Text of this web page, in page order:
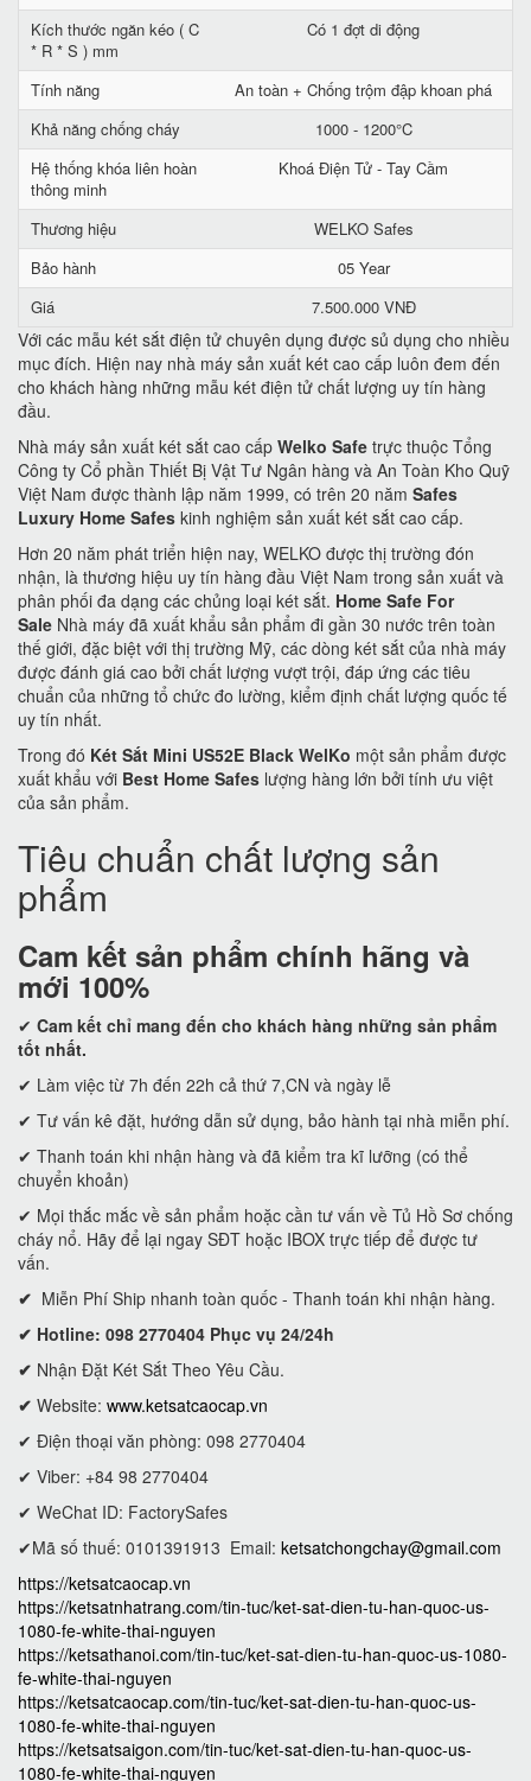
Kích thước ngăn kéo ( C
* R * S ) mm
Có 1 đợt di động
Tính năng
An toàn + Chống trộm đập khoan phá
Khả năng chống cháy
1000 - 1200°C
Hệ thống khóa liên hoàn
thông minh
Khoá Điện Tử - Tay Cầm
Thương hiệu
WELKO Safes
Bảo hành
05 Year
Giá
7.500.000 VNĐ
Với các mẫu két sắt điện tử chuyên dụng được sủ dụng cho nhiều
mục đích. Hiện nay nhà máy sản xuất két cao cấp luôn đem đến
cho khách hàng những mẫu két điện tử chất lượng uy tín hàng
đầu.
Nhà máy sản xuất két sắt cao cấp Welko Safe trực thuộc Tổng
Công ty Cổ phần Thiết Bị Vật Tư Ngân hàng và An Toàn Kho Quỹ
Việt Nam được thành lập năm 1999, có trên 20 năm Safes
Luxury Home Safes kinh nghiệm sản xuất két sắt cao cấp.
Hơn 20 năm phát triển hiện nay, WELKO được thị trường đón
nhận, là thương hiệu uy tín hàng đầu Việt Nam trong sản xuất và
phân phối đa dạng các chủng loại két sắt. Home Safe For
Sale Nhà máy đã xuất khẩu sản phẩm đi gần 30 nước trên toàn
thế giới, đặc biệt với thị trường Mỹ, các dòng két sắt của nhà máy
được đánh giá cao bởi chất lượng vượt trội, đáp ứng các tiêu
chuẩn của những tổ chức đo lường, kiểm định chất lượng quốc tế
uy tín nhất.
Trong đó Két Sắt Mini US52E Black WelKo một sản phẩm được
xuất khẩu với Best Home Safes lượng hàng lớn bởi tính ưu việt
của sản phẩm.
Tiêu chuẩn chất lượng sản
phẩm
Cam kết sản phẩm chính hãng và
mới 100%
✔ Cam kết chỉ mang đến cho khách hàng những sản phẩm
tốt nhất.
✔ Làm việc từ 7h đến 22h cả thứ 7,CN và ngày lễ
✔ Tư vấn kê đặt, hướng dẫn sử dụng, bảo hành tại nhà miễn phí.
✔ Thanh toán khi nhận hàng và đã kiểm tra kĩ lưỡng (có thể
chuyển khoản)
✔ Mọi thắc mắc về sản phẩm hoặc cần tư vấn về Tủ Hồ Sơ chống
cháy nổ. Hãy để lại ngay SĐT hoặc IBOX trực tiếp để được tư
vấn.
✔ Miễn Phí Ship nhanh toàn quốc - Thanh toán khi nhận hàng.
✔ Hotline: 098 2770404 Phục vụ 24/24h
✔ Nhận Đặt Két Sắt Theo Yêu Cầu.
✔ Website: www.ketsatcaocap.vn
✔ Điện thoại văn phòng: 098 2770404
✔ Viber: +84 98 2770404
✔ WeChat ID: FactorySafes
✔Mã số thuế: 0101391913 Email: ketsatchongchay@gmail.com
https://ketsatcaocap.vn
https://ketsatnhatrang.com/tin-tuc/ket-sat-dien-tu-han-quoc-us-
1080-fe-white-thai-nguyen
https://ketsathanoi.com/tin-tuc/ket-sat-dien-tu-han-quoc-us-1080-
fe-white-thai-nguyen
https://ketsatcaocap.com/tin-tuc/ket-sat-dien-tu-han-quoc-us-
1080-fe-white-thai-nguyen
https://ketsatsaigon.com/tin-tuc/ket-sat-dien-tu-han-quoc-us-
1080-fe-white-thai-nguyen